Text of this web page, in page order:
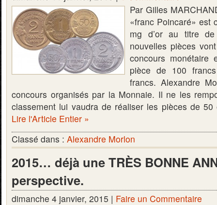
Par Gilles
«franc Poincaré» est
mg d’or au titre
nouvelles pièces
concours monétaire
pièce de 100
francs. Alexandre
concours organisés par la Monnaie. Il ne les
classement lui vaudra de réaliser les pièces de
Lire l'Article Entier »
Classé dans : Alexandre Morlon
2015… déjà une TRÈS BONNE
perspective.
dimanche 4 janvier, 2015 | Faire un Commentaire